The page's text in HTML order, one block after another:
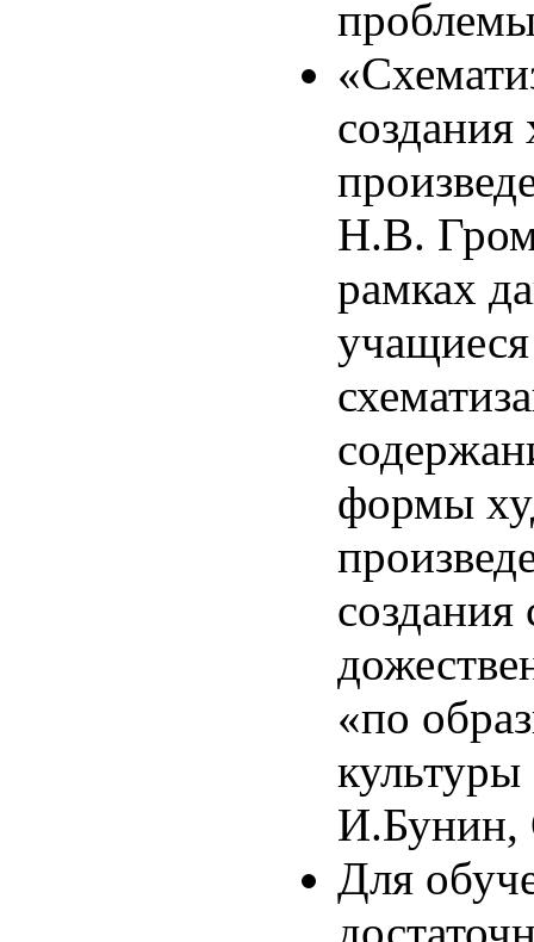
создания
Н.В.
рамках
формы
«по
И.Бунин,
Для